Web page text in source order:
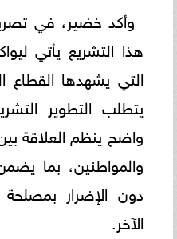
وأكد خضير، في
هذا التشريع يأتي
التي يشهدها
يتطلب التطوير
واضح ينظم العلاقة
والمواطنين، بما
دون الإضرار
الآخر.